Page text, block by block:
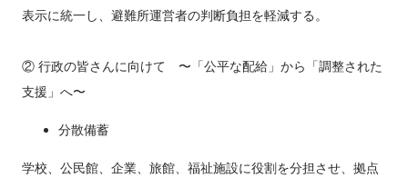
表示に統一し、避難所運営者の判断負担を軽減する。
② 行政の皆さんに向けて 〜「公平な配給」から「調整された
支援」へ〜
分散備蓄
学校、公民館、企業、旅館、福祉施設に役割を分担させ、拠点